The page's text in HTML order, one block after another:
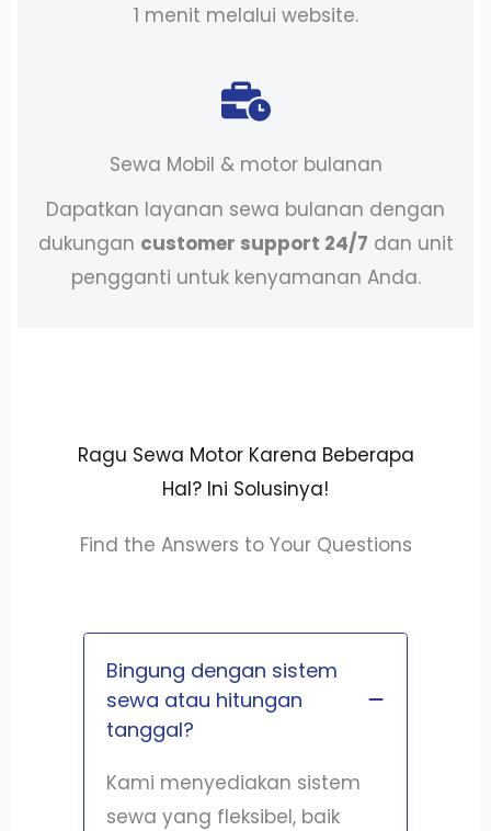
1 menit melalui website.
Sewa Mobil & motor bulanan
Dapatkan layanan sewa bulanan dengan
dukungan customer support 24/7 dan unit
pengganti untuk kenyamanan Anda.
Ragu Sewa Motor Karena Beberapa
Hal? Ini Solusinya!
Find the Answers to Your Questions
Bingung dengan sistem
sewa atau hitungan
tanggal?
Kami menyediakan sistem
sewa yang fleksibel, baik